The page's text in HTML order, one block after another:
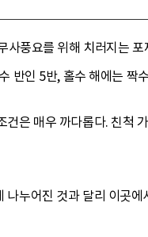
사풍요를 위해 치러지는
반인 5반, 홀수 해에는
건은 매우 까다롭다. 친척
누어진 것과 달리 이곳